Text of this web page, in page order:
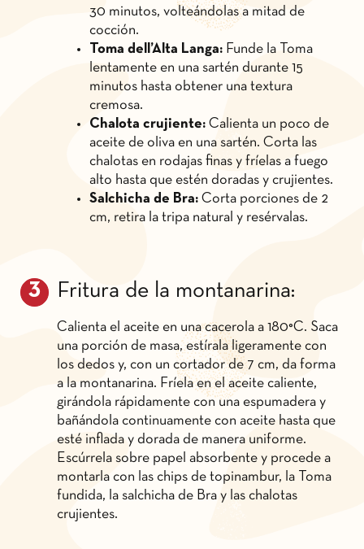
30 minutos, volteándolas a mitad de
cocción.
Toma dell’Alta Langa: Funde la Toma
lentamente en una sartén durante 15
minutos hasta obtener una textura
cremosa.
Chalota crujiente: Calienta un poco de
aceite de oliva en una sartén. Corta las
chalotas en rodajas finas y fríelas a fuego
alto hasta que estén doradas y crujientes.
Salchicha de Bra: Corta porciones de 2
cm, retira la tripa natural y resérvalas.
Fritura de la montanarina:
Calienta el aceite en una cacerola a 180°C. Saca
una porción de masa, estírala ligeramente con
los dedos y, con un cortador de 7 cm, da forma
a la montanarina. Fríela en el aceite caliente,
girándola rápidamente con una espumadera y
bañándola continuamente con aceite hasta que
esté inflada y dorada de manera uniforme.
Escúrrela sobre papel absorbente y procede a
montarla con las chips de topinambur, la Toma
fundida, la salchicha de Bra y las chalotas
crujientes.